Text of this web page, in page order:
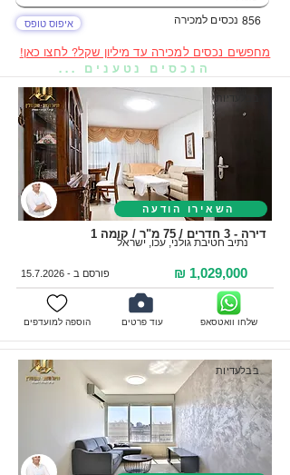
נכסים למכירה 856 איפוס טופס
מחפשים נכסים למכירה עד מיליון שקל? לחצו כאן!
הנכסים נטענים ...
בבלעדיות
השאירו הודעה
דירה - 3 חדרים / 75 מ"ר / קומה 1
נתיב חטיבת גולני, עכו, ישראל
1,029,000 ₪ פורסם ב -15.7.2026
הוספה למועדפים שלחו וואטסאפ עוד פרטים
בבלעדיות